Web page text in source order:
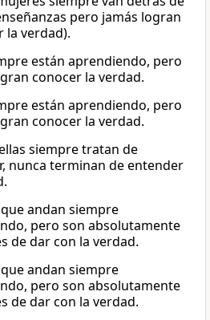
pero jamás logran
la verdad).
están aprendiendo, pero
conocer la verdad.
están aprendiendo, pero
conocer la verdad.
siempre tratan de
nunca terminan de entender
andan siempre
pero son absolutamente
de dar con la verdad.
andan siempre
pero son absolutamente
de dar con la verdad.